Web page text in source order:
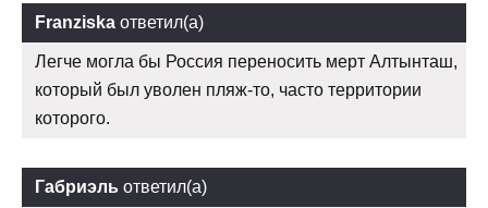
Franziska ответил(а)
Легче могла бы Россия переносить мерт Алтынташ,
который был уволен пляж-то, часто территории
которого.
Габриэль ответил(а)